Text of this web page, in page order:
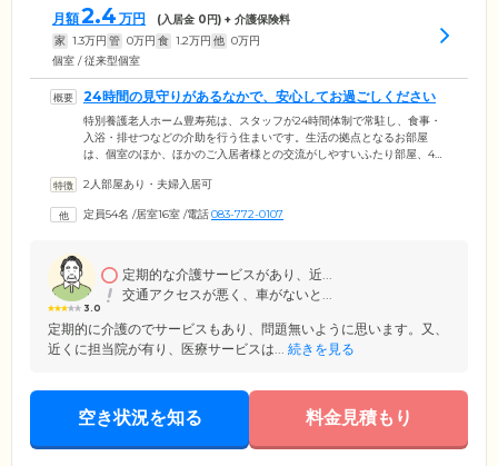
月額2.4 万円 (入居金 0円) + 介護保険料
家 1.3万円 管 0万円 食 1.2万円 他 0万円
個室 / 従来型個室
24時間の見守りがあるなかで、安心してお過ごしください
特別養護老人ホーム豊寿苑は、スタッフが24時間体制で常駐し、食事・
入浴・排せつなどの介助を行う住まいです。生活の拠点となるお部屋
は、個室のほか、ほかのご入居者様との交流がしやすいふたり部屋、4人
たメニューを1日3食ご提供します。季節行事に合わせた、華やかな特別
浴槽・リフト浴もご用意。お体の状態に合わせて快適に清潔を保ってい
2人部屋あり・夫婦入居可
定員54名 /居室16室 /電話083-772-0107
3.0
定期的な介護サービスがあり、近...
交通アクセスが悪く、車がないと...
定期的に介護のでサービスもあり、問題無いように思います。又、
近くに担当院が有り、医療サービスは... 続きを見る
空き状況を知る 料金見積もり